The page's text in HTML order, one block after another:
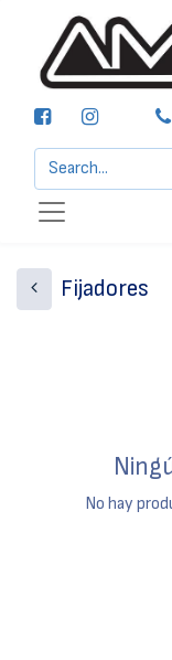
Fijadores
No hay